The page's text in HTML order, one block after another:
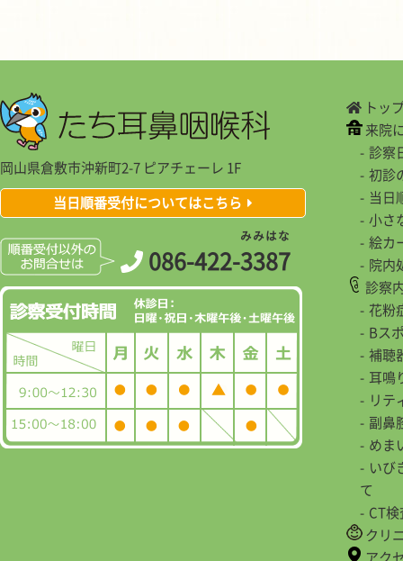
岡山県倉敷市沖新町2-7 ピアチェーレ 1F
当日順番受付についてはこちら
086-422-3
み
3
み
8
は
7
な
トッ
来院
診察
初診
当日
小さ
絵カ
院内
診察
花粉
Bス
補聴
耳鳴
リテ
副鼻
めま
いび
て
CT
クリ